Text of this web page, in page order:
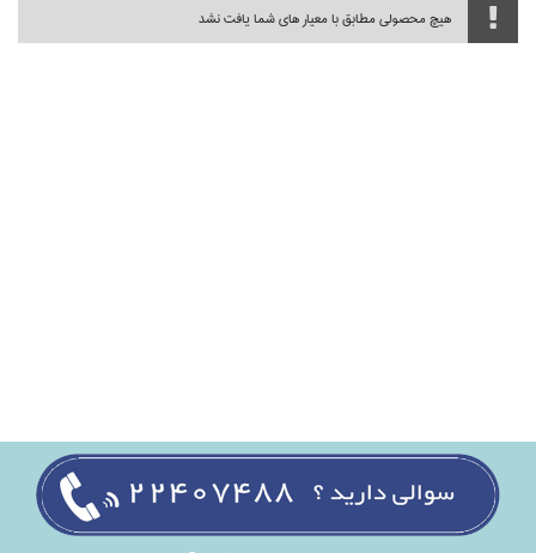
هیچ محصولی مطابق با معیار های شما یافت نشد